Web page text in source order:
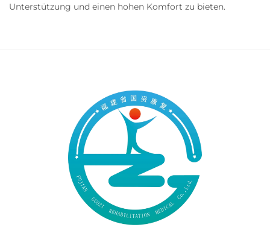
Unterstützung und einen hohen Komfort zu bieten.